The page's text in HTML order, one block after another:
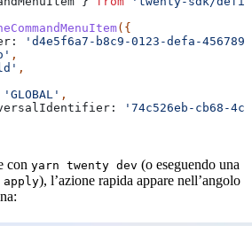
({
'd4e5f6a7-b8c9-0123-defa-
,
,
'GLOBAL' ,
'74c526eb-cb68-
con yarn twenty dev (o eseguendo una
), l’azione rapida appare nell’angolo